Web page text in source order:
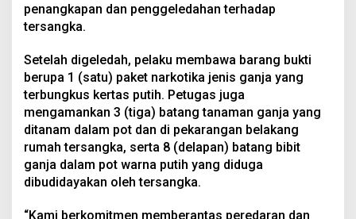
penangkapan dan penggeledahan terhadap
tersangka.
Setelah digeledah, pelaku membawa barang bukti
berupa 1 (satu) paket narkotika jenis ganja yang
terbungkus kertas putih. Petugas juga
mengamankan 3 (tiga) batang tanaman ganja yang
ditanam dalam pot dan di pekarangan belakang
rumah tersangka, serta 8 (delapan) batang bibit
ganja dalam pot warna putih yang diduga
dibudidayakan oleh tersangka.
“Kami berkomitmen memberantas peredaran dan